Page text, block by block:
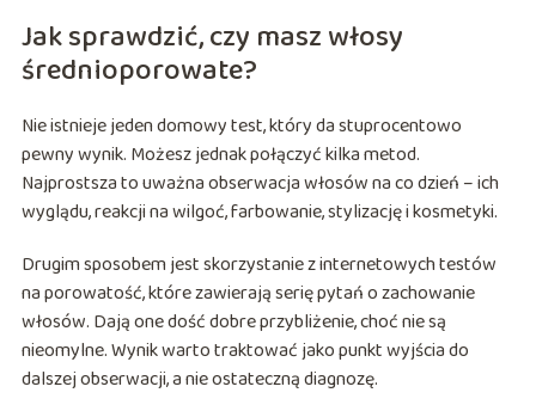
Jak sprawdzić, czy masz włosy
średnioporowate?
Nie istnieje jeden domowy test, który da stuprocentowo
pewny wynik. Możesz jednak połączyć kilka metod.
Najprostsza to uważna obserwacja włosów na co dzień – ich
wyglądu, reakcji na wilgoć, farbowanie, stylizację i kosmetyki.
Drugim sposobem jest skorzystanie z internetowych testów
na porowatość, które zawierają serię pytań o zachowanie
włosów. Dają one dość dobre przybliżenie, choć nie są
nieomylne. Wynik warto traktować jako punkt wyjścia do
dalszej obserwacji, a nie ostateczną diagnozę.